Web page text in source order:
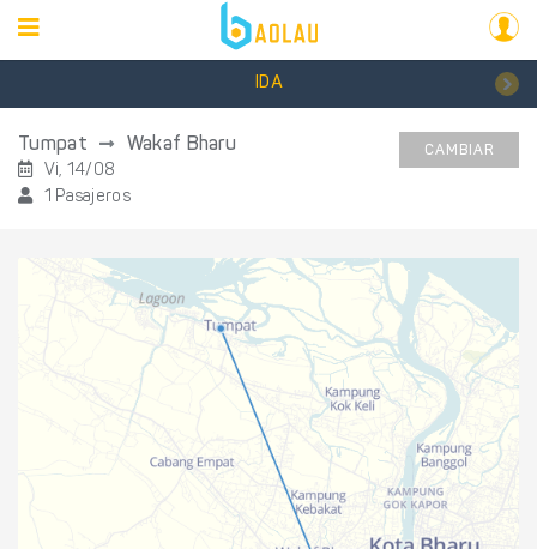
IDA
Tumpat Wakaf Bharu
Vi, 14/08
1 Pasajeros
CAMBIAR